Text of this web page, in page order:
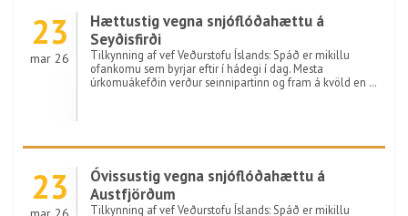
23
mar 26
Hættustig vegna snjóflóðahættu á
Seyðisfirði
Tilkynning af vef Veðurstofu Íslands: Spáð er mikillu
ofankomu sem byrjar eftir í hádegi í dag. Mesta
úrkomuákefðin verður seinnipartinn og fram á kvöld en …
23
Óvissustig vegna snjóflóðahættu á
Austfjörðum
Tilkynning af vef Veðurstofu Íslands: Spáð er mikillu